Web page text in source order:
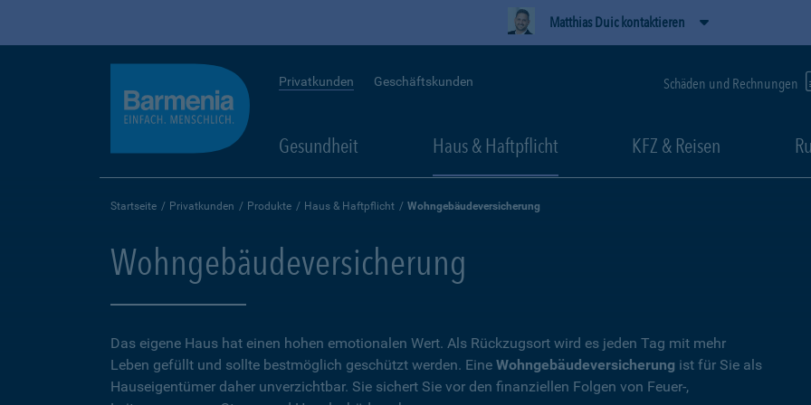
Matthias Duic kontaktieren
Privatkunden Geschäftskunden Schäden und Rechnungen
Gesundheit Haus & Haftpflicht KFZ & Reisen
Startseite Privatkunden Produkte Haus & Haftpflicht Wohngebäudeversicherung
Wohngebäudeversicherung
Das eigene Haus hat einen hohen emotionalen Wert. Als Rückzugsort wird es jeden Tag mit mehr
Leben gefüllt und sollte bestmöglich geschützt werden. Eine Wohngebäudeversicherung ist für Sie als
Hauseigentümer daher unverzichtbar. Sie sichert Sie vor den finanziellen Folgen von Feuer-,